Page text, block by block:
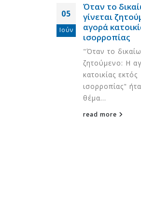
05
Ιούν
Όταν το
γίνεται
αγορά
ισορροπίας
"Όταν το
ζητούμενο: Η
κατοικίας εκτός
ισορροπίας"
θέμα...
read more